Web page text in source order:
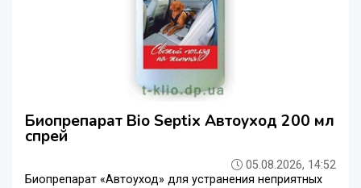
Биопрепарат Bio Septix Автоуход 200 мл
спрей
05.08.2026, 14:52
Биопрепарат «Автоуход» для устранения неприятных